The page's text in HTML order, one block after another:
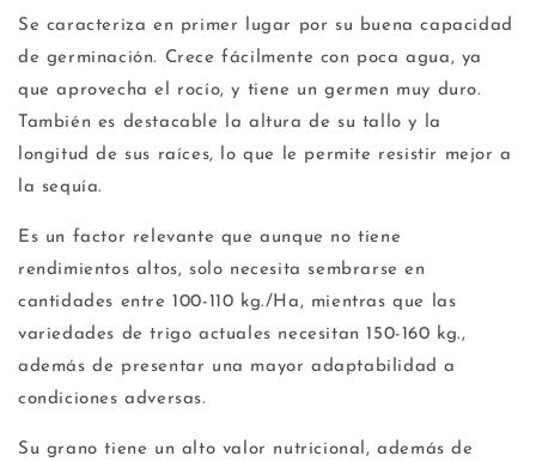
Se caracteriza en primer lugar por su buena capacidad
de germinación. Crece fácilmente con poca agua, ya
que aprovecha el rocío, y tiene un germen muy duro.
También es destacable la altura de su tallo y la
longitud de sus raíces, lo que le permite resistir mejor a
la sequía.
Es un factor relevante que aunque no tiene
rendimientos altos, solo necesita sembrarse en
cantidades entre 100-110 kg./Ha, mientras que las
variedades de trigo actuales necesitan 150-160 kg.,
además de presentar una mayor adaptabilidad a
condiciones adversas.
Su grano tiene un alto valor nutricional, además de